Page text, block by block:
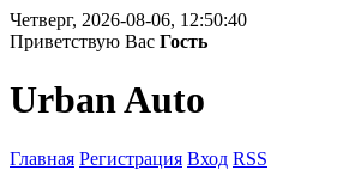
Четверг, 2026-08-06, 12:50:40
Приветствую Вас Гость
Urban Auto
Главная Регистрация Вход RSS